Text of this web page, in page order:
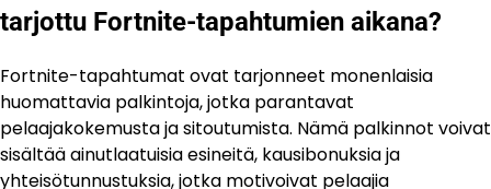
tarjottu Fortnite-tapahtumien aikana?
Fortnite-tapahtumat ovat tarjonneet monenlaisia
huomattavia palkintoja, jotka parantavat
pelaajakokemusta ja sitoutumista. Nämä palkinnot voivat
sisältää ainutlaatuisia esineitä, kausibonuksia ja
yhteisötunnustuksia, jotka motivoivat pelaajia